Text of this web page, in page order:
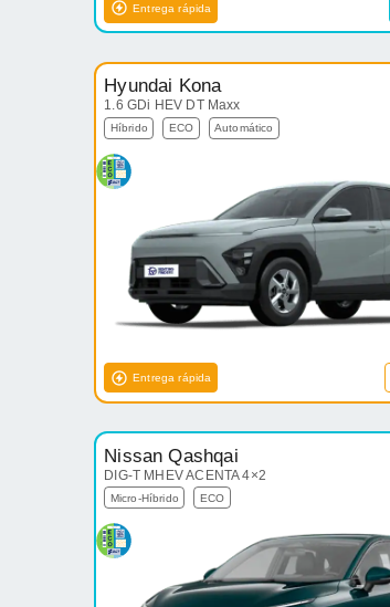
Entrega rápida
Hyundai Kona
1.6 GDi HEV DT Maxx
Híbrido ECO Automático
Entrega rápida
Nissan Qashqai
DIG-T MHEV ACENTA 4×2
Micro-Híbrido ECO